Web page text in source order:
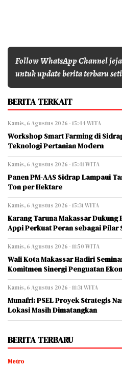
Follow WhatsApp Channel
untuk update berita terbaru
BERITA TERKAIT
Kamis, 6 Agustus 2026 - 15:44 WITA
Workshop Smart Farming di
Teknologi Pertanian Modern
Kamis, 6 Agustus 2026 - 15:41 WITA
Panen PM-AAS Sidrap Lampaui
Ton per Hektare
Kamis, 6 Agustus 2026 - 15:31 WITA
Karang Taruna Makassar Dukung
Appi Perkuat Peran sebagai Pilar
Kamis, 6 Agustus 2026 - 11:50 WITA
Wali Kota Makassar Hadiri
Komitmen Sinergi Penguatan
Kamis, 6 Agustus 2026 - 11:31 WITA
Munafri: PSEL Proyek Strategis
Lokasi Masih Dimatangkan
BERITA TERBARU
Metro